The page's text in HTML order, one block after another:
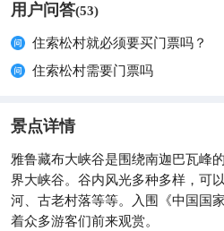
用户问答(53)
住索松村就必须要买门票吗？
住索松村需要门票吗
景点详情
雅鲁藏布大峡谷是围绕南迦巴瓦峰
界大峡谷。谷内风光多种多样，可
河、古老村落等等。入围《中国国
着众多游客们前来观赏。